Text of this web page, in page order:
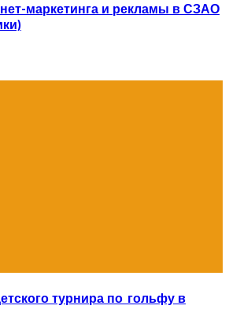
маркетинга и рекламы в СЗАО
турнира по гольфу в